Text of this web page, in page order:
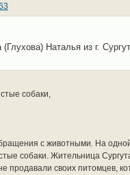
Наталья из г.
собаки,
с животными. На
собаки. Жительница
продавали своих питомцев,